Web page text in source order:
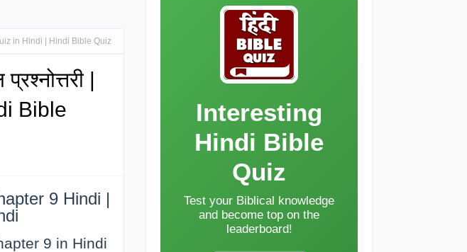
Quiz in Hindi | Hindi Bible Quiz
|
Bible
9 Hindi |
9 in Hindi
Interesting
Hindi Bible
Quiz
Test your Biblical knowledge
and become top on the
leaderboard!